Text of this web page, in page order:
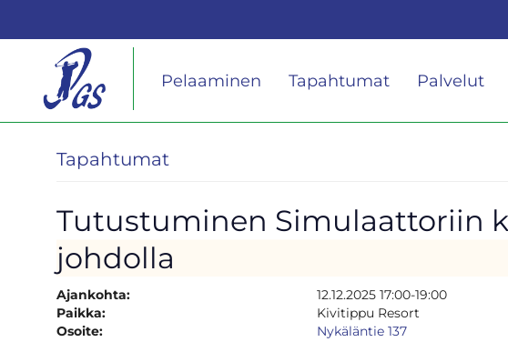
Pelaaminen Tapahtumat Palvelut
Tapahtumat
Tutustuminen Simulaattoriin
johdolla
Ajankohta:
12.12.2025 17:00-19:00
Paikka:
Kivitippu Resort
Osoite:
Nykäläntie 137